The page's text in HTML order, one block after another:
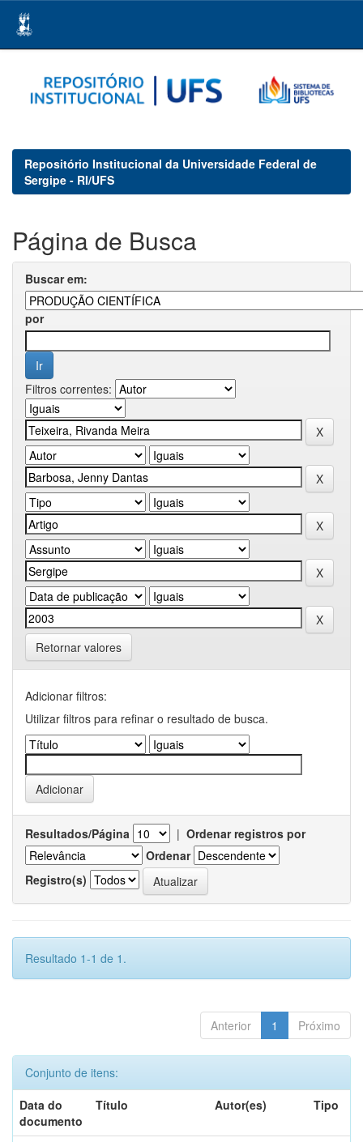
navigation
Repositório Institucional da Universidade Federal de
Sergipe - RI/UFS
Página de Busca
Buscar em:
por
Filtros correntes:
Retornar valores
Adicionar filtros:
Utilizar filtros para refinar o resultado de busca.
Resultados/Página | Ordenar registros por
Ordenar
Registro(s)
Resultado 1-1 de 1.
Anterior 1 Próximo
Conjunto de itens:
Data do
documento
Título Autor(es) Tipo